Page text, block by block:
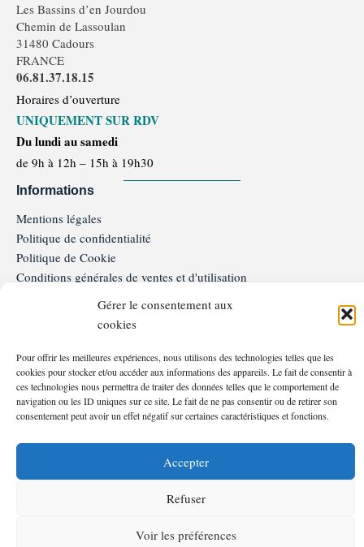
Gérer le consentement aux
cookies
Pour offrir les meilleures expériences, nous utilisons des technologies telles que les
cookies pour stocker et/ou accéder aux informations des appareils. Le fait de consentir à
ces technologies nous permettra de traiter des données telles que le comportement de
navigation ou les ID uniques sur ce site. Le fait de ne pas consentir ou de retirer son
consentement peut avoir un effet négatif sur certaines caractéristiques et fonctions.
Accepter
Refuser
Voir les préférences
Les Bassins d’en Jourdou
Chemin de Lassoulan
31480 Cadours
FRANCE
06.81.37.18.15
Horaires d’ouverture
UNIQUEMENT SUR RDV
Du lundi au samedi
de 9h à 12h – 15h à 19h30
Informations
Mentions légales
Politique de confidentialité
Politique de Cookie
Conditions générales de ventes et d'utilisation
Service client
06.81.37.18.15
Nous contacter
Moyens de paiements
©2026 – Les Bassins d’En Jourdou – Tous droits réservés
c s